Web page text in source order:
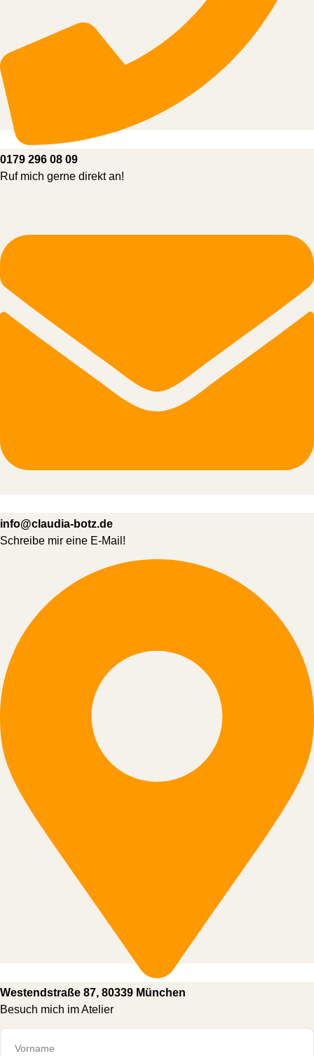
0179 296 08 09
Ruf mich gerne direkt an!
info@claudia-botz.de
Schreibe mir eine E-Mail!
Westendstraße 87, 80339 München
Besuch mich im Atelier
Vorname